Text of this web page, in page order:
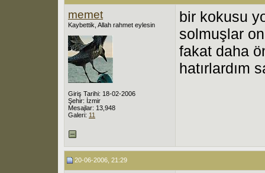
memet
Kaybettik, Allah rahmet eylesin
Giriş Tarihi: 18-02-2006
Şehir: İzmir
Mesajlar: 13,948
Galeri: 11
bir kokusu
solmuşlar
fakat daha
hatırlardım
20-06-2006, 21:29